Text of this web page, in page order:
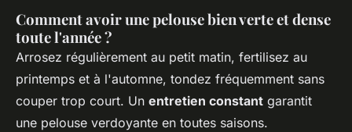
Comment avoir une pelouse bien verte et dense
toute l'année ?
Arrosez régulièrement au petit matin, fertilisez au
printemps et à l'automne, tondez fréquemment sans
couper trop court. Un entretien constant garantit
une pelouse verdoyante en toutes saisons.